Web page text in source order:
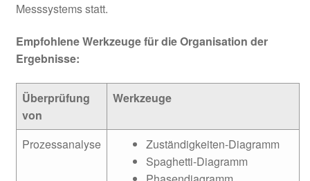
Messsystems statt.
Empfohlene Werkzeuge für die Organisation der
Ergebnisse:
Überprüfung
von
Werkzeuge
Prozessanalyse
Zuständigkeiten-Diagramm
Spaghetti-Diagramm